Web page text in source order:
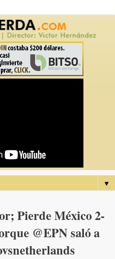
▼
Pierde México 2-
@EPN saló a